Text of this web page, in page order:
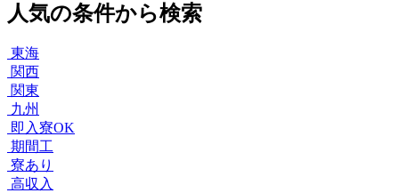
人気の条件から検索
東海
関西
関東
九州
即入寮OK
期間工
寮あり
高収入